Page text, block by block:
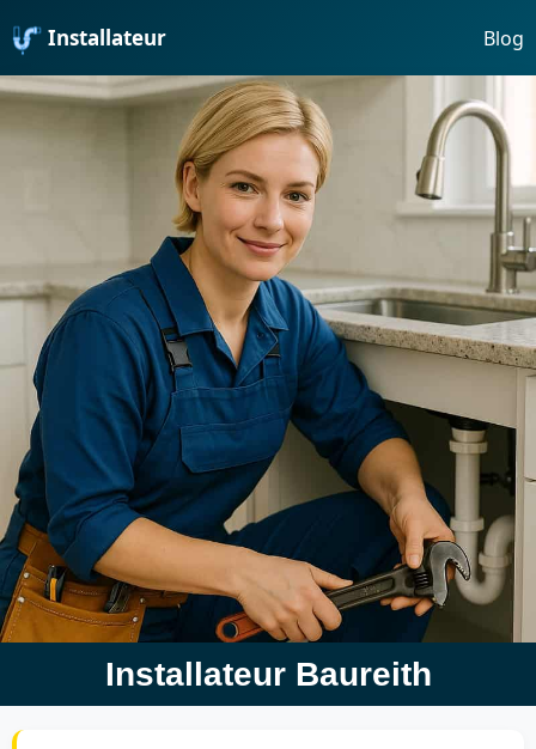
Installateur Blog
Installateur Baureith